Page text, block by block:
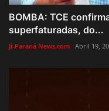
BOMBA: TCE
superfaturadas, do...
Ji-Paraná News.com Abril 19,